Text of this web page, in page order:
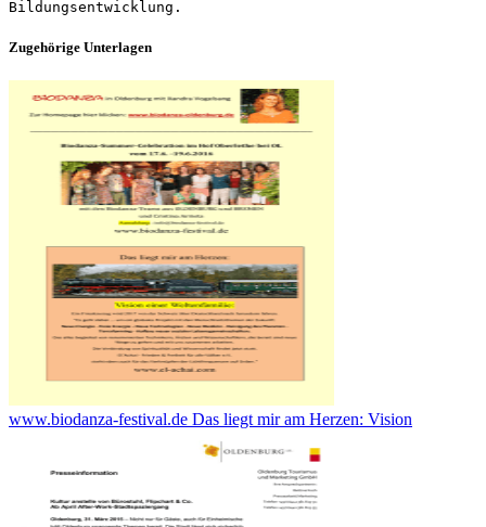
Zugehörige Unterlagen
www.biodanza-festival.de Das liegt mir am Herzen: Vision